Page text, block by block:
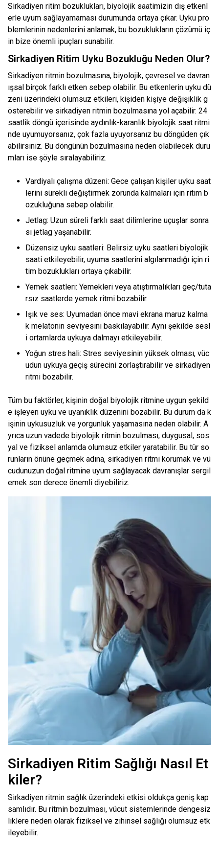
Sirkadiyen ritim bozuklukları, biyolojik saatimizin dış etkenl
erle uyum sağlayamaması durumunda ortaya çıkar. Uyku pro
blemlerinin nedenlerini anlamak, bu bozuklukların çözümü iç
in bize önemli ipuçları sunabilir.
Sirkadiyen Ritim Uyku Bozukluğu Neden Olur?
Sirkadiyen ritmin bozulmasına, biyolojik, çevresel ve davran
ışsal birçok farklı etken sebep olabilir. Bu etkenlerin uyku dü
zeni üzerindeki olumsuz etkileri, kişiden kişiye değişiklik g
österebilir ve sirkadiyen ritmin bozulmasına yol açabilir. 24
saatlik döngü içerisinde aydınlık-karanlık biyolojik saat ritmi
nde uyumuyorsanız, çok fazla uyuyorsanız bu döngüden çık
abilirsiniz. Bu döngünün bozulmasına neden olabilecek duru
mları ise şöyle sıralayabiliriz.
Vardiyalı çalışma düzeni: Gece çalışan kişiler uyku saat
lerini sürekli değiştirmek zorunda kalmaları için ritim b
ozukluğuna sebep olabilir.
Jetlag: Uzun süreli farklı saat dilimlerine uçuşlar sonra
sı jetlag yaşanabilir.
Düzensiz uyku saatleri: Belirsiz uyku saatleri biyolojik
saati etkileyebilir, uyuma saatlerini algılanmadığı için ri
tim bozuklukları ortaya çıkabilir.
Yemek saatleri: Yemekleri veya atıştırmalıkları geç/tuta
rsız saatlerde yemek ritmi bozabilir.
Işık ve ses: Uyumadan önce mavi ekrana maruz kalma
k melatonin seviyesini baskılayabilir. Aynı şekilde sesl
i ortamlarda uykuya dalmayı etkileyebilir.
Yoğun stres hali: Stres seviyesinin yüksek olması, vüc
udun uykuya geçiş sürecini zorlaştırabilir ve sirkadiyen
ritmi bozabilir.
Tüm bu faktörler, kişinin doğal biyolojik ritmine uygun şekild
e işleyen uyku ve uyanıklık düzenini bozabilir. Bu durum da k
işinin uykusuzluk ve yorgunluk yaşamasına neden olabilir. A
yrıca uzun vadede biyolojik ritmin bozulması, duygusal, sos
yal ve fiziksel anlamda olumsuz etkiler yaratabilir. Bu tür so
runların önüne geçmek adına, sirkadiyen ritmi korumak ve vü
cudunuzun doğal ritmine uyum sağlayacak davranışlar sergil
emek son derece önemli diyebiliriz.
Sirkadiyen Ritim Sağlığı Nasıl Et
kiler?
Sirkadiyen ritmin sağlık üzerindeki etkisi oldukça geniş kap
samlıdır. Bu ritmin bozulması, vücut sistemlerinde dengesiz
liklere neden olarak fiziksel ve zihinsel sağlığı olumsuz etk
ileyebilir.